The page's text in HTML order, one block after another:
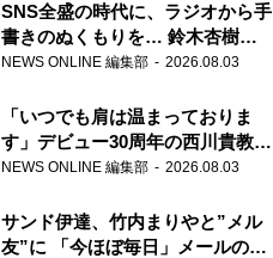
SNS全盛の時代に、ラジオから手
書きのぬくもりを… 鈴木杏樹の
直筆はがきが届く！
郵便局
NEWS ONLINE 編集部 2026.08.03
「いつでも肩は温まっておりま
す」デビュー30周年の西川貴教が
『オールナイトニッポン』に登
NEWS ONLINE 編集部 2026.08.03
サンド伊達、竹内まりやと”メル
友”に 「今ほぼ毎日」メールのや